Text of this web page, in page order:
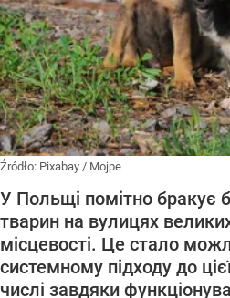
Źródło: Pixabay / Mojpe
У Польщі помітно бракує
тварин на вулицях великих
місцевості. Це стало
системному підходу до
числі завдяки